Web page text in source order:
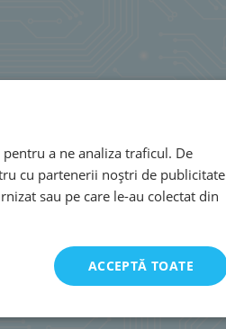
a ne analiza traficul. De
cu partenerii noștri de publicitate
sau pe care le-au colectat din
ACCEPTĂ TOATE